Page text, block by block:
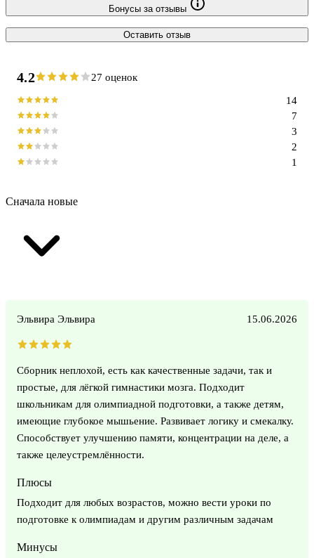
Бонусы за отзывы
Оставить отзыв
4.2 27 оценок
1
2
3
7
14
Сначала новые
Эльвира Эльвира 15.06.2026
Сборник неплохой, есть как качественные задачи, так и
простые, для лёгкой гимнастики мозга. Подходит
школьникам для олимпиадной подготовки, а также детям,
имеющие глубокое мышьение. Развивает логику и смекалку.
Способствует улучшению памяти, концентрации на деле, а
также целеустремлённости.
Плюсы
Подходит для любых возрастов, можно вести уроки по
подготовке к олимпиадам и другим различным задачам
Минусы